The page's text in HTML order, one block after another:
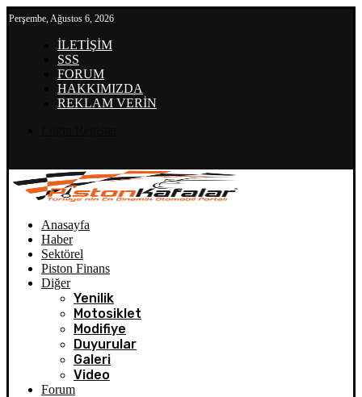
Perşembe, Ağustos 6, 2026
İLETİŞİM
SSS
FORUM
HAKKIMIZDA
REKLAM VERİN
Anasayfa
Haber
Sektörel
Piston Finans
Diğer
Yenilik
Motosiklet
Modifiye
Duyurular
Galeri
Video
Forum